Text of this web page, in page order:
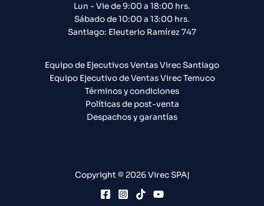
Lun - Vie de 9:00 a 18:00 hrs.
Sábado de 10:00 a 13:00 hrs.
Santiago: Eleuterio Ramírez 747​
Equipo de Ejecutivos Ventas Virec Santiago
Equipo Ejecutivo de Ventas Virec Temuco
Términos y condiciones
Políticas de post-venta
Despachos y garantías
Copyright © 2026 Virec SPA|